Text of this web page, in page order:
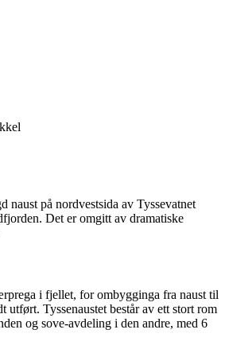
naust på nordvestsida av Tyssevatnet
Det er omgitt av dramatiske
i fjellet, for ombygginga fra naust til
utført. Tyssenaustet består av ett stort rom
og sove-avdeling i den andre, med 6